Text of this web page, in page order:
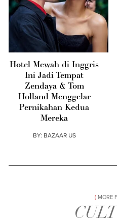
Hotel Mewah di Inggris
Ini Jadi Tempat
Zendaya & Tom
Holland Menggelar
Pernikahan Kedua
Mereka
BY: BAZAAR US
MORE